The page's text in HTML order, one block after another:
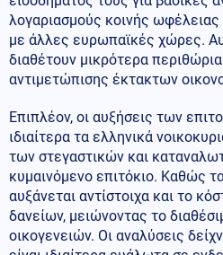
λογαριασμούς κοινής ωφέλειας
με άλλες ευρωπαϊκές χώρες.
διαθέτουν μικρότερα
αντιμετώπισης έκτακτων
Επιπλέον, οι αυξήσεις των
ιδιαίτερα τα ελληνικά
των στεγαστικών και
κυμαινόμενο επιτόκιο. Καθώς
αυξάνεται αντίστοιχα και το
δανείων, μειώνοντας το
οικογενειών. Οι αναλύσεις